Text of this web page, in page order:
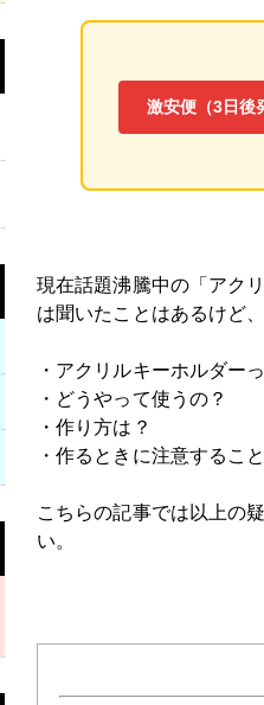
激安便（3日後
現在話題沸騰中の「アク
は聞いたことはあるけど
・アクリルキーホルダー
・どうやって使うの？
・作り方は？
・作るときに注意するこ
こちらの記事では以上の
い。